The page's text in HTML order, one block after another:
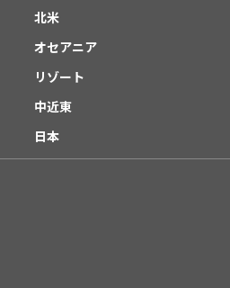
北米
オセアニア
リゾート
中近東
日本